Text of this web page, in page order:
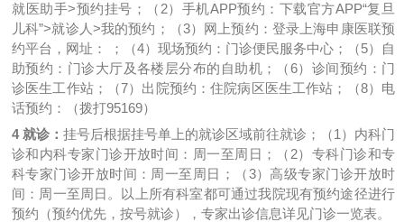
就医助手>预约挂号；（2）手机APP预约：下载官方APP“复旦
儿科”>就诊人>我的预约；（3）网上预约：登录上海申康医联预
约平台，网址： ；（4）现场预约：门诊便民服务中心；（5）自
助预约：门诊大厅及各楼层分布的自助机；（6）诊间预约：门
诊医生工作站；（7）出院预约：住院病区医生工作站；（8）电
话预约：（拨打95169）
4 就诊： 挂号后根据挂号单上的就诊区域前往就诊；（1）内科门
诊和内科专家门诊开放时间：周一至周日；（2）专科门诊和专
科专家门诊开放时间：周一至周日；（3）高级专家门诊开放时
间：周一至周日。以上所有科室都可通过我院现有预约途径进行
预约（预约优先，按号就诊），专家出诊信息详见门诊一览表。